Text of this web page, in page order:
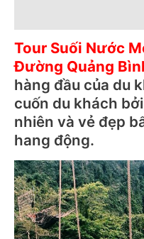
Tour Suối Nước
Đường Quảng
hàng đầu của du
cuốn du khách
nhiên và vẻ đẹp
hang động.